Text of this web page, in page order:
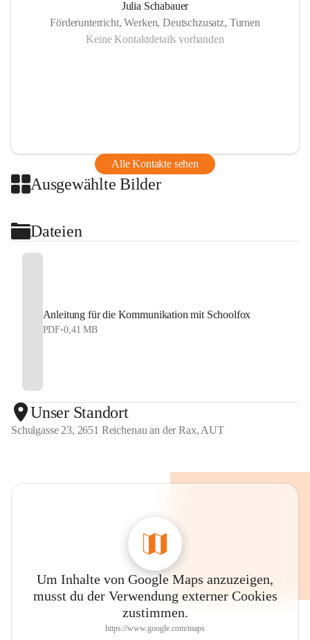
Julia Schabauer
Förderunterricht, Werken, Deutschzusatz, Turnen
Keine Kontaktdetails vorhanden
Alle Kontakte sehen
Ausgewählte Bilder
Dateien
Anleitung für die Kommunikation mit Schoolfox
PDF•0,41 MB
Unser Standort
Schulgasse 23, 2651 Reichenau an der Rax, AUT
Um Inhalte von Google Maps anzuzeigen,
musst du der Verwendung externer Cookies
zustimmen.
https://www.google.com/maps